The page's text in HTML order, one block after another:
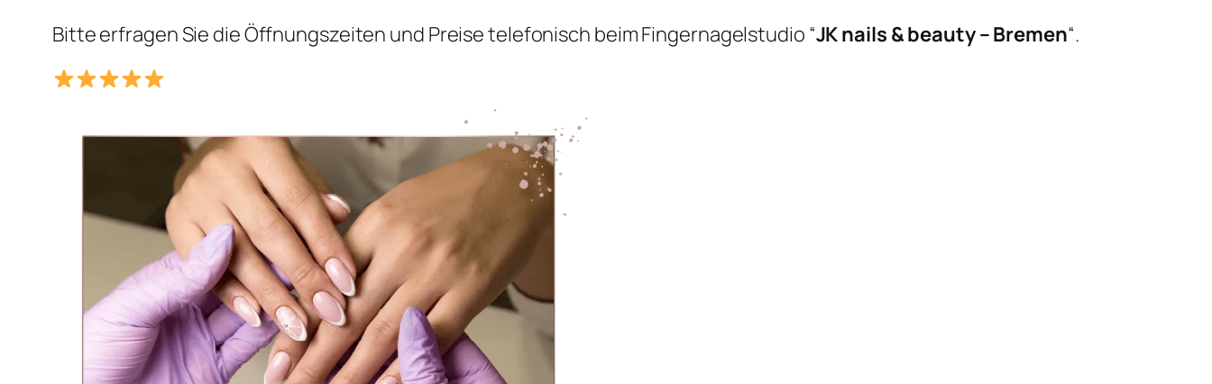
Bitte erfragen Sie die Öffnungszeiten und Preise telefonisch beim Fingernagelstudio “JK nails & beauty – Bremen“.